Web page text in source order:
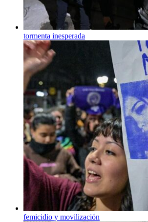
tormenta inesperada
femicidio y movilización